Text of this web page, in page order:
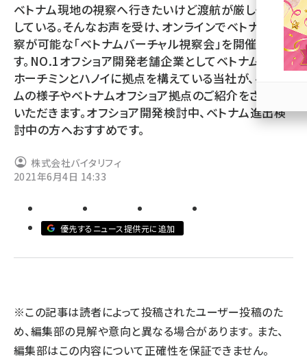
youtube (2425)
note (2310)
セミナー (2301)
z世代 (1620)
meo (1274)
ベトナム現地の視察へ行きたいけど渡航が厳しく断念
している。そんなお声を受け、オンラインでベトナム視
察が可能な「ベトナムバーチャル視察会」を開催致しま
す。NO.1オフショア開発老舗企業としてベトナムの
ホーチミンとハノイに拠点を構えている当社が、ベトナ
ムの様子やベトナムオフショア拠点のご紹介をさせて
いただきます。オフショア開発検討中、ベトナム進出検
討中の方へおすすめです。
株式会社バイタリフィ
2021年6月4日 14:33
優先するニュース提供元に追加
※この記事は読者によって投稿されたユーザー投稿のた
め、編集部の見解や意向と異なる場合があります。 また、
編集部はこの内容について正確性を保証できません。